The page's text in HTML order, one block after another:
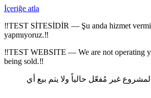
İçeriğe atla
‼TEST SİTESİDİR — Şu anda hizmet
yapmıyoruz.‼
‼TEST WEBSITE — We are not operating
being sold.‼
غير مُفعّل حالياً ولا يتم بيع أي